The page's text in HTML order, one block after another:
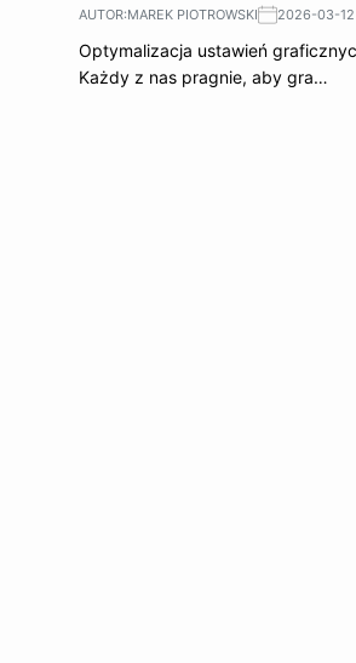
AUTOR:MAREK PIOTROWSKI 2026-03-12
Optymalizacja ustawień
Każdy z nas pragnie, aby gra…